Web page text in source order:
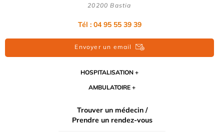
20200 Bastia
Tél : 04 95 55 39 39
Envoyer un email
HOSPITALISATION
AMBULATOIRE
Trouver un médecin /
Prendre un rendez-vous